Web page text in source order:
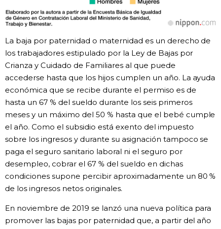
La baja por paternidad o maternidad es un derecho de
los trabajadores estipulado por la Ley de Bajas por
Crianza y Cuidado de Familiares al que puede
accederse hasta que los hijos cumplen un año. La ayuda
económica que se recibe durante el permiso es de
hasta un 67 % del sueldo durante los seis primeros
meses y un máximo del 50 % hasta que el bebé cumple
el año. Como el subsidio está exento del impuesto
sobre los ingresos y durante su asignación tampoco se
paga el seguro sanitario laboral ni el seguro por
desempleo, cobrar el 67 % del sueldo en dichas
condiciones supone percibir aproximadamente un 80 %
de los ingresos netos originales.
En noviembre de 2019 se lanzó una nueva política para
promover las bajas por paternidad que, a partir del año